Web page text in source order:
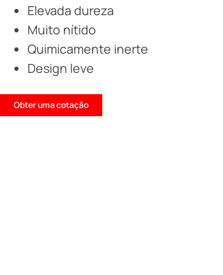
Elevada dureza
Muito nítido
Quimicamente inerte
Design leve
Obter uma cotação